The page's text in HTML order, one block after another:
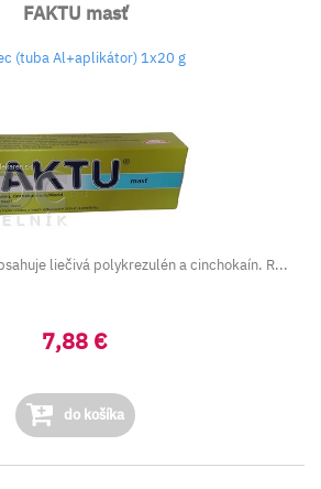
FAKTU masť
(tuba Al+aplikátor) 1x20 g
liečivá polykrezulén a cinchokaín. R...
7,88 €
do košíka